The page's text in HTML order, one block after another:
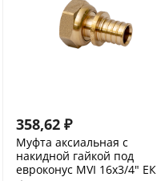
358,62 ₽
Муфта аксиальная с
накидной гайкой под
евроконус MVI 16x3/4" ЕК